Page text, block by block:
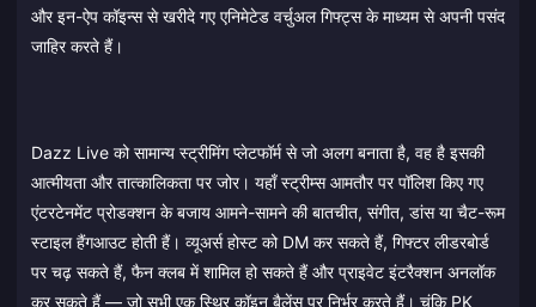
और इन-ऐप कॉइन्स से खरीदे गए एनिमेटेड वर्चुअल गिफ्ट्स के माध्यम से अपनी पसंद
जाहिर करते हैं।
Dazz Live को सामान्य स्ट्रीमिंग प्लेटफॉर्म से जो अलग बनाता है, वह है इसकी
आत्मीयता और तात्कालिकता पर जोर। यहाँ स्ट्रीम्स आमतौर पर पॉलिश किए गए
एंटरटेनमेंट प्रोडक्शन के बजाय आमने-सामने की बातचीत, संगीत, डांस या चैट-रूम
स्टाइल हैंगआउट होती हैं। व्यूअर्स होस्ट को DM कर सकते हैं, गिफ्टर लीडरबोर्ड
पर चढ़ सकते हैं, फैन क्लब में शामिल हो सकते हैं और प्राइवेट इंटरैक्शन अनलॉक
कर सकते हैं — जो सभी एक स्थिर कॉइन बैलेंस पर निर्भर करते हैं। चूंकि PK